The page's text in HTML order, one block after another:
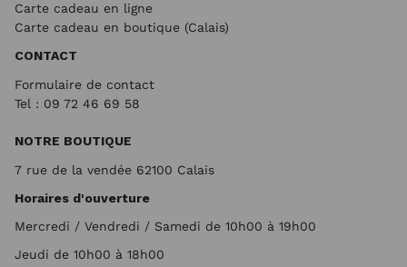
Carte cadeau en ligne
Carte cadeau en boutique (Calais)
CONTACT
Formulaire de contact
Tel : 09 72 46 69 58
NOTRE BOUTIQUE
7 rue de la vendée 62100 Calais
Horaires d'ouverture
Mercredi / Vendredi / Samedi de 10h00 à 19h00
Jeudi de 10h00 à 18h00